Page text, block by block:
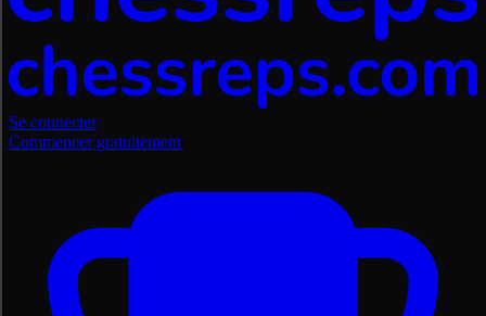
Se connecter
Commencer gratuitement